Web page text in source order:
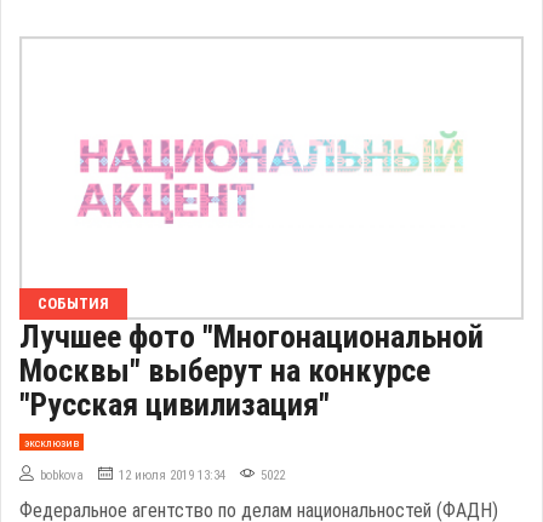
СОБЫТИЯ
Лучшее фото "Многонациональной
Москвы" выберут на конкурсе
"Русская цивилизация"
эксклюзив
bobkova 12 июля 2019 13:34 5022
Федеральное агентство по делам национальностей (ФАДН)